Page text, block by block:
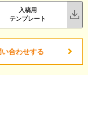
入稿用
テンプレート
合わせする